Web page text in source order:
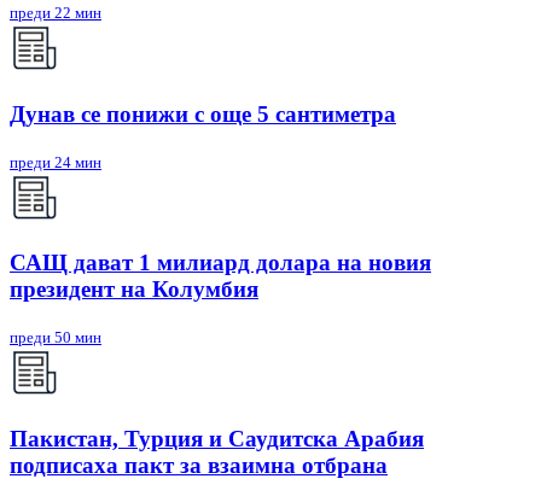
преди 22 мин
Дунав се понижи с още 5 сантиметра
преди 24 мин
САЩ дават 1 милиард долара на новия
президент на Колумбия
преди 50 мин
Пакистан, Турция и Саудитска Арабия
подписаха пакт за взаимна отбрана